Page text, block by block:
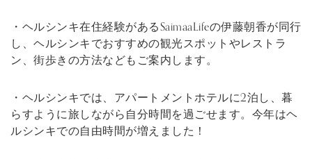
・ヘルシンキ在住経験があるSaimaaLifeの伊藤朝香が同行
し、ヘルシンキでおすすめの観光スポットやレストラ
ン、街歩きの方法などもご案内します。
・ヘルシンキでは、アパートメントホテルに2泊し、暮
らすように旅しながら自分時間を過ごせます。今年はヘ
ルシンキでの自由時間が増えました！